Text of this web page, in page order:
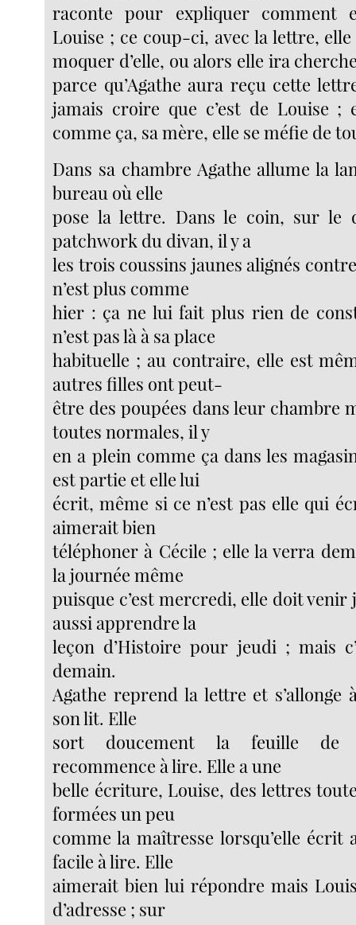
raconte pour expliquer comment
Louise ; ce coup-ci, avec la lettre,
moquer d’elle, ou alors elle ira
parce qu’Agathe aura reçu cette
jamais croire que c’est de Louise ;
comme ça, sa mère, elle se méfie de
Dans sa chambre Agathe allume la
bureau où elle
pose la lettre. Dans le coin, sur le
patchwork du divan, il y a
les trois coussins jaunes alignés
n’est plus comme
hier : ça ne lui fait plus rien de
n’est pas là à sa place
habituelle ; au contraire, elle est
autres filles ont peut-
être des poupées dans leur chambre
toutes normales, il y
en a plein comme ça dans les
est partie et elle lui
écrit, même si ce n’est pas elle qui
aimerait bien
téléphoner à Cécile ; elle la verra
la journée même
puisque c’est mercredi, elle doit venir
aussi apprendre la
leçon d’Histoire pour jeudi ; mais
demain.
Agathe reprend la lettre et s’allonge
son lit. Elle
sort doucement la feuille de
recommence à lire. Elle a une
belle écriture, Louise, des lettres
formées un peu
comme la maîtresse lorsqu’elle écrit
facile à lire. Elle
aimerait bien lui répondre mais
d’adresse ; sur